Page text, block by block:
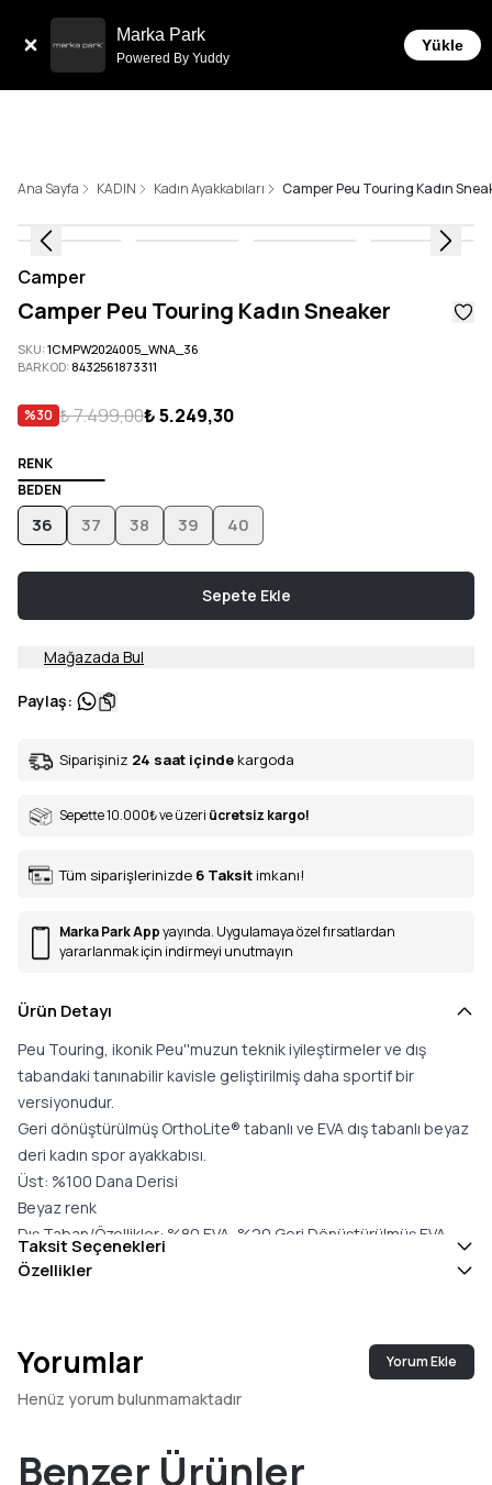
Marka Park
Powered By Yuddy
Yükle
Ana Sayfa KADIN Kadın Ayakkabıları Camper Peu Touring Kadın
Camper
Camper Peu Touring Kadın Sneaker
SKU:1CMPW2024005_WNA_36
BARKOD: 8432561873311
%30 ₺ 7.499,00₺ 5.249,30
RENK
BEDEN
36 37 38 39 40
Sepete Ekle
Mağazada Bul
Paylaş:
Siparişiniz 24 saat içinde kargoda
Sepette 10.000₺ve üzeri ücretsiz kargo!
Tüm siparişlerinizde 6 Taksit imkanı!
Marka Park Appyayında. Uygulamaya özel fırsatlardan
yararlanmak için indirmeyi unutmayın
Ürün Detayı
Peu Touring, ikonik Peu''muzun teknik iyileştirmeler ve dış
tabandaki tanınabilir kavisle geliştirilmiş daha sportif bir
versiyonudur.
Geri dönüştürülmüş OrthoLite® tabanlı ve EVA dış tabanlı beyaz
deri kadın spor ayakkabısı.
Üst: %100 Dana Derisi
Beyaz renk
Dış Taban/Özellikler: %80 EVA, %20 Geri Dönüştürülmüş EVA
İç taban: - OrthoLite® Recycled™ Ayak Tabanı
Taksit Seçenekleri
Özellikler
Yorumlar Yorum Ekle
Henüz yorum bulunmamaktadır
Benzer Ürünler